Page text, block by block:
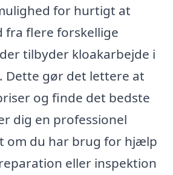
for hurtigt at
fra flere forskellige
tilbyder kloakarbejde i
Dette gør det lettere at
og finde det bedste
dig en professionel
om du har brug for hjælp
eller inspektion